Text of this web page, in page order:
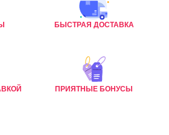
БЫСТРАЯ ДОСТАВКА
ПРИЯТНЫЕ БОНУСЫ